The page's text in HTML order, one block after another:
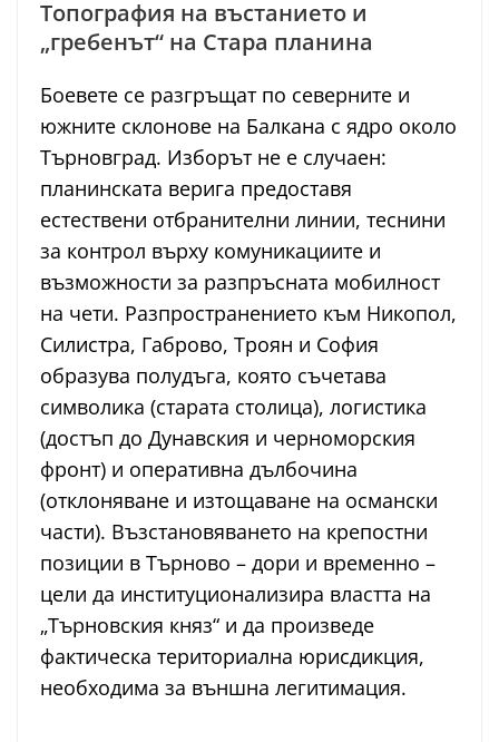
Топография на въстанието и
„гребенът“ на Стара планина
Боевете се разгръщат по северните и
южните склонове на Балкана с ядро около
Търновград. Изборът не е случаен:
планинската верига предоставя
естествени отбранителни линии, теснини
за контрол върху комуникациите и
възможности за разпръсната мобилност
на чети. Разпространението към Никопол,
Силистра, Габрово, Троян и София
образува полудъга, която съчетава
символика (старата столица), логистика
(достъп до Дунавския и черноморския
фронт) и оперативна дълбочина
(отклоняване и изтощаване на османски
части). Възстановяването на крепостни
позиции в Търново – дори и временно –
цели да институционализира властта на
„Търновския княз“ и да произведе
фактическа териториална юрисдикция,
необходима за външна легитимация.